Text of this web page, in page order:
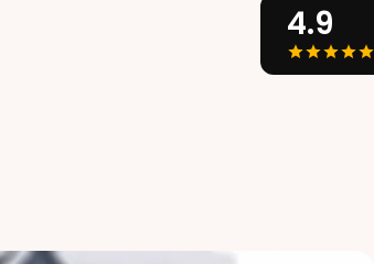
4.9